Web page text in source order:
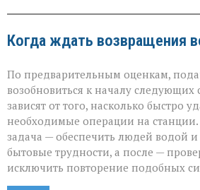
Когда ждать возвращения
По предварительным оценкам,
возобновиться к началу следующих
зависят от того, насколько быстро
необходимые операции на станции.
задача — обеспечить людей водой
бытовые трудности, а после —
исключить повторение подобных